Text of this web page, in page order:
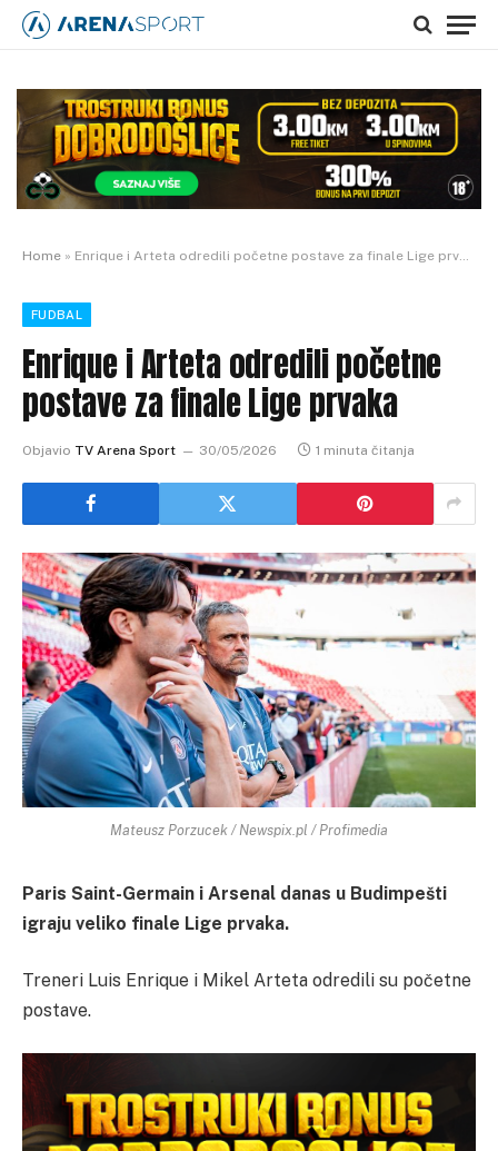
Home » Enrique i Arteta odredili početne postave za finale Lige prvaka
FUDBAL
Enrique i Arteta odredili početne
postave za finale Lige prvaka
Objavio TV Arena Sport 30/05/2026 1 minuta čitanja
Mateusz Porzucek / Newspix.pl / Profimedia
Paris Saint-Germain i Arsenal danas u Budimpešti
igraju veliko finale Lige prvaka.
Treneri Luis Enrique i Mikel Arteta odredili su početne
postave.